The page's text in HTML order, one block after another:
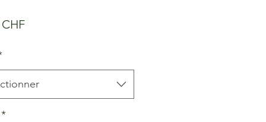
Prix
*